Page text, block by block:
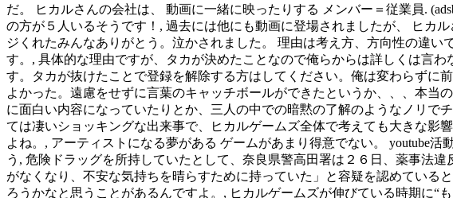
だ。 ヒカルさんの会社は、 動画に一緒に映ったりする メンバー＝従業員.
の方が５人いるそうです！, 過去には他にも動画に登場されましたが、 ヒカ
ジくれたみんなありがとう。泣かされました。 理由は考え方、方向性の違
す。, 具体的な理由ですが、タカが決めたことなので俺らからは詳しくは言
す。タカが抜けたことで登録を解除する方はしてください。俺は変わらずに
よかった。遠慮をせずに言葉のキャッチボールができたというか、、、本
に面白い内容になっていたりとか、三人の中での暗黙の了解のようなノリで
ては凄いショッキングな出来事で、ヒカルゲームズ全体で考えても大きな影
よね。, アーティストになる夢がある ゲームがあまり得意でない。 youtube
う, 危険ドラッグを所持していたとして、奈良県警高田署は２６日、薬事法
がなくなり、不安な気持ちを晴らすために持っていた」と容疑を認めてい
ろうかなと思うことがあるんですよ。, ヒカルゲームズが伸びている時期に“